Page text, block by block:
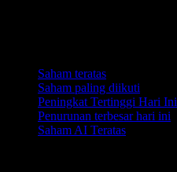
Saham teratas
Saham paling diikuti
Peningkat Tertinggi Hari Ini
Penurunan terbesar hari ini
Saham AI Teratas